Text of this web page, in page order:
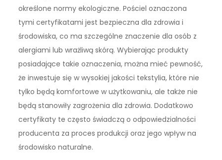
określone normy ekologiczne. Pościel oznaczona
tymi certyfikatami jest bezpieczna dla zdrowia i
środowiska, co ma szczególne znaczenie dla osób z
alergiami lub wrażliwą skórą. Wybierając produkty
posiadające takie oznaczenia, można mieć pewność,
że inwestuje się w wysokiej jakości tekstylia, które nie
tylko będą komfortowe w użytkowaniu, ale także nie
będą stanowiły zagrożenia dla zdrowia. Dodatkowo
certyfikaty te często świadczą o odpowiedzialności
producenta za proces produkcji oraz jego wpływ na
środowisko naturalne.